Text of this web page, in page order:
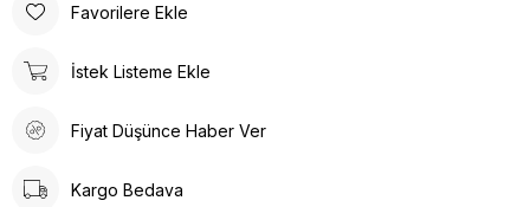
Favorilere Ekle
İstek Listeme Ekle
Fiyat Düşünce Haber Ver
Kargo Bedava